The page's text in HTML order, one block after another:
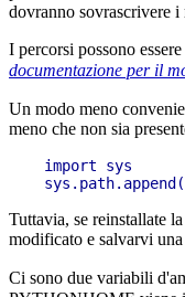
dovranno sovrascrivere
I percorsi possono
documentazione per il
Un modo meno
meno che non sia
import sys
Tuttavia, se reinstallate
modificato e salvarvi
Ci sono due variabili